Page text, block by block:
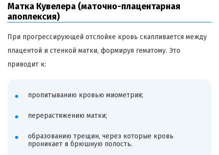
Матка Кувелера (маточно-плацентарная
апоплексия)
При прогрессирующей отслойке кровь скапливается между
плацентой и стенкой матки, формируя гематому. Это
приводит к:
пропитыванию кровью миометрия;
перерастяжению матки;
образованию трещин, через которые кровь
проникает в брюшную полость.